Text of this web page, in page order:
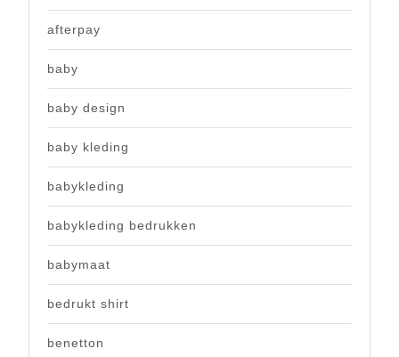
afterpay
baby
baby design
baby kleding
babykleding
babykleding bedrukken
babymaat
bedrukt shirt
benetton